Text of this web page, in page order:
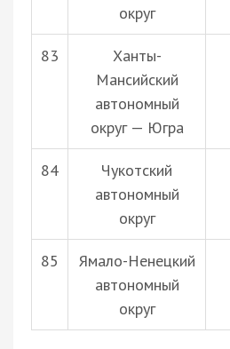
округ
83
Ханты-
Мансийский
автономный
округ — Югра
84
Чукотский
автономный
округ
85
Ямало-Ненецкий
автономный
округ